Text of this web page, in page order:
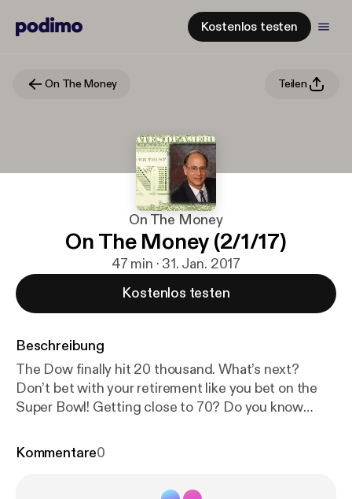
Kostenlos testen
On The Money Teilen
On The Money
On The Money (2/1/17)
47 min · 31. Jan. 2017
Kostenlos testen
Beschreibung
The Dow finally hit 20 thousand. What’s next?
Don’t bet with your retirement like you bet on the
Super Bowl! Getting close to 70? Do you know
www.wealthtechnology.com
Kommentare0